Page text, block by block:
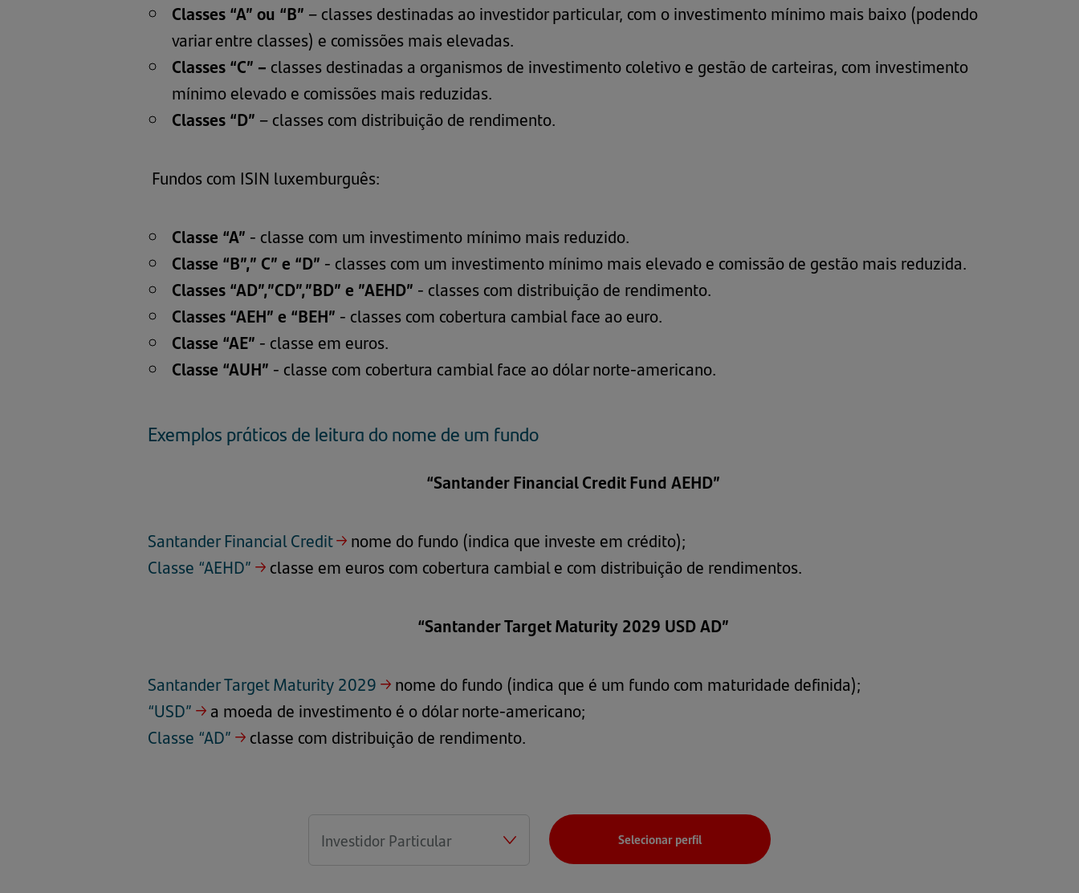
Classes “A” ou “B” – classes destinadas ao investidor particular, com o investimento mínimo mais baixo (podendo
variar entre classes) e comissões mais elevadas.
Classes “C” – classes destinadas a organismos de investimento coletivo e gestão de carteiras, com investimento
mínimo elevado e comissões mais reduzidas.
Classes “D” – classes com distribuição de rendimento.
Fundos com ISIN luxemburguês:
Classe “A” - classe com um investimento mínimo mais reduzido.
Classe “B”,” C” e “D” - classes com um investimento mínimo mais elevado e comissão de gestão mais reduzida.
Classes “AD”,”CD”,”BD” e ”AEHD” - classes com distribuição de rendimento.
Classes “AEH” e “BEH” - classes com cobertura cambial face ao euro.
Classe “AE” - classe em euros.
Classe “AUH” - classe com cobertura cambial face ao dólar norte-americano.
Exemplos práticos de leitura do nome de um fundo
“Santander Financial Credit Fund AEHD”
Santander Financial Credit→ nome do fundo (indica que investe em crédito);
Classe “AEHD” → classe em euros com cobertura cambial e com distribuição de rendimentos.
“Santander Target Maturity 2029 USD AD”
Santander Target Maturity 2029 → nome do fundo (indica que é um fundo com maturidade definida);
“USD” → a moeda de investimento é o dólar norte-americano;
Classe “AD” → classe com distribuição de rendimento.
Selecionar perfil